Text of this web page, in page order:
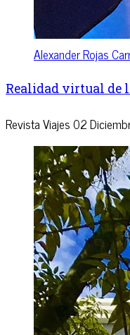
Alexander Rojas
Realidad virtual de
Revista Viajes02